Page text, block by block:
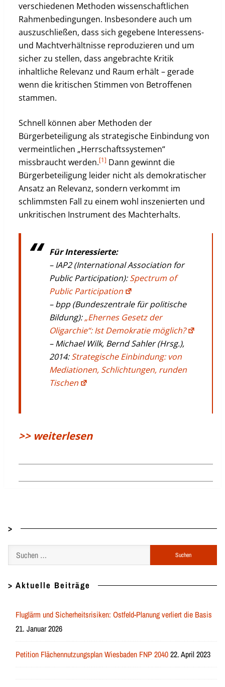
verschiedenen Methoden wissenschaftlichen
Rahmenbedingungen. Insbesondere auch um
auszuschließen, dass sich gegebene Interessens-
und Machtverhältnisse reproduzieren und um
sicher zu stellen, dass angebrachte Kritik
inhaltliche Relevanz und Raum erhält – gerade
wenn die kritischen Stimmen von Betroffenen
stammen.
Schnell können aber Methoden der
Bürgerbeteiligung als strategische Einbindung von
vermeintlichen „Herrschaftssystemen“
missbraucht werden.[1] Dann gewinnt die
Bürgerbeteiligung leider nicht als demokratischer
Ansatz an Relevanz, sondern verkommt im
schlimmsten Fall zu einem wohl inszenierten und
unkritischen Instrument des Machterhalts.
Für Interessierte:
– IAP2 (International Association for
Public Participation):Spectrum of
Public Participation
– bpp (Bundeszentrale für politische
Bildung):„Ehernes Gesetz der
Oligarchie“: Ist Demokratie möglich?
– Michael Wilk, Bernd Sahler (Hrsg.),
2014:Strategische Einbindung: von
Mediationen, Schlichtungen, runden
Tischen
>> weiterlesen
>
nach:
> Aktuelle Beiträge
Fluglärm und Sicherheitsrisiken: Ostfeld-Planung verliert die Basis
21. Januar 2026
Petition Flächennutzungsplan Wiesbaden FNP 204022. April 2023